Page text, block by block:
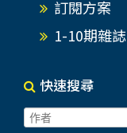
訂閱方案
1-10期雜誌
快速搜尋